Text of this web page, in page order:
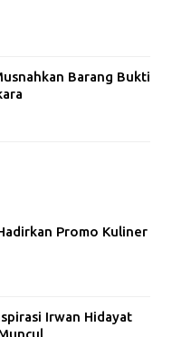
Barang Bukti
Promo Kuliner
Irwan Hidayat